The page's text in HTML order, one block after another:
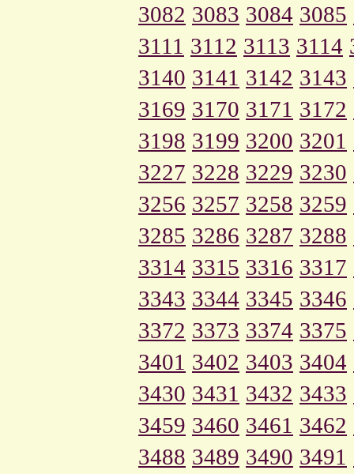
3082 3083 3084 3085
3111 3112 3113 3114
3140 3141 3142 3143
3169 3170 3171 3172
3198 3199 3200 3201
3227 3228 3229 3230
3256 3257 3258 3259
3285 3286 3287 3288
3314 3315 3316 3317
3343 3344 3345 3346
3372 3373 3374 3375
3401 3402 3403 3404
3430 3431 3432 3433
3459 3460 3461 3462
3488 3489 3490 3491